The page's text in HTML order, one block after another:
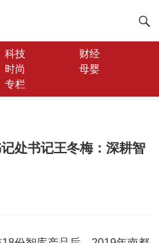
科技
财经
时尚
母婴
专栏
处书记王冬梅：深耕智